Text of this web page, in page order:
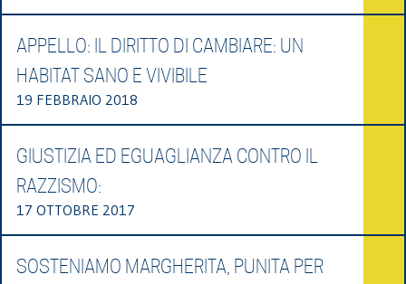
APPELLO: IL DIRITTO DI CAMBIARE: UN
HABITAT SANO E VIVIBILE
19 FEBBRAIO 2018
GIUSTIZIA ED EGUAGLIANZA CONTRO IL
RAZZISMO:
17 OTTOBRE 2017
SOSTENIAMO MARGHERITA, PUNITA PER